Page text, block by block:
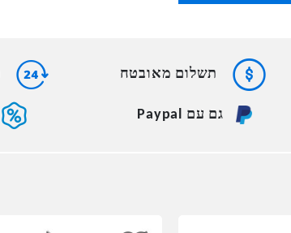
תשלום מאובטח
גם עם Paypal